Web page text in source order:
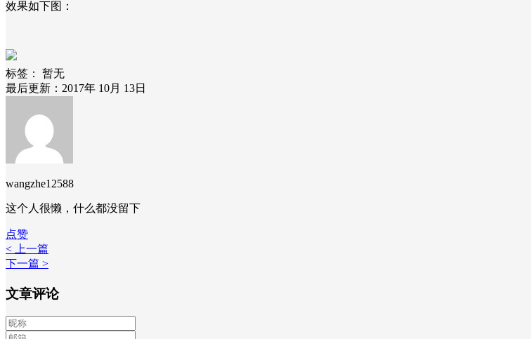
效果如下图：
标签：
暂无
最后更新：2017年 10月 13日
wangzhe12588
这个人很懒，什么都没留下
点赞
< 上一篇
下一篇 >
文章评论